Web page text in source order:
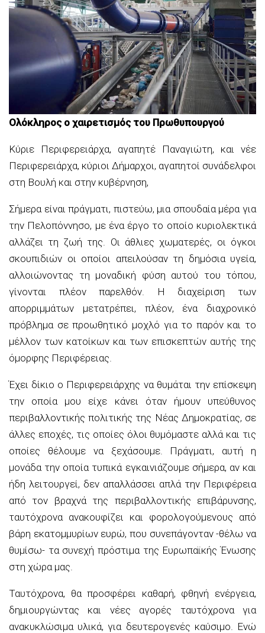
Ολόκληρος ο χαιρετισμός του Πρωθυπουργού
Κύριε Περιφερειάρχα, αγαπητέ Παναγιώτη, και νέε
Περιφερειάρχα, κύριοι Δήμαρχοι, αγαπητοί συνάδελφοι
στη Βουλή και στην κυβέρνηση,
Σήμερα είναι πράγματι, πιστεύω, μια σπουδαία μέρα για
την Πελοπόννησο, με ένα έργο το οποίο κυριολεκτικά
αλλάζει τη ζωή της. Οι άθλιες χωματερές, οι όγκοι
σκουπιδιών οι οποίοι απειλούσαν τη δημόσια υγεία,
αλλοιώνοντας τη μοναδική φύση αυτού του τόπου,
γίνονται πλέον παρελθόν. Η διαχείριση των
απορριμμάτων μετατρέπει, πλέον, ένα διαχρονικό
πρόβλημα σε προωθητικό μοχλό για το παρόν και το
μέλλον των κατοίκων και των επισκεπτών αυτής της
όμορφης Περιφέρειας.
Έχει δίκιο ο Περιφερειάρχης να θυμάται την επίσκεψη
την οποία μου είχε κάνει όταν ήμουν υπεύθυνος
περιβαλλοντικής πολιτικής της Νέας Δημοκρατίας, σε
άλλες εποχές, τις οποίες όλοι θυμόμαστε αλλά και τις
οποίες θέλουμε να ξεχάσουμε. Πράγματι, αυτή η
μονάδα την οποία τυπικά εγκαινιάζουμε σήμερα, αν και
ήδη λειτουργεί, δεν απαλλάσσει απλά την Περιφέρεια
από τον βραχνά της περιβαλλοντικής επιβάρυνσης,
ταυτόχρονα ανακουφίζει και φορολογούμενους από
βάρη εκατομμυρίων ευρώ, που συνεπάγονταν -θέλω να
θυμίσω- τα συνεχή πρόστιμα της Ευρωπαϊκής Ένωσης
στη χώρα μας.
Ταυτόχρονα, θα προσφέρει καθαρή, φθηνή ενέργεια,
δημιουργώντας και νέες αγορές ταυτόχρονα για
ανακυκλώσιμα υλικά, για δευτερογενές καύσιμο. Ενώ